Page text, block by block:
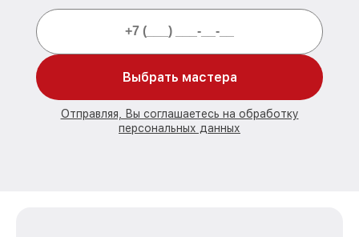
Выбрать мастера
Отправляя, Вы соглашаетесь на обработку
персональных данных